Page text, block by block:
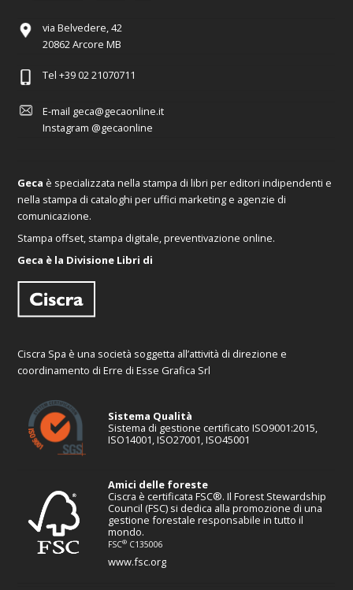
via Belvedere, 42
20862 Arcore MB
Tel +39 02 21070711
E-mail geca@gecaonline.it
Instagram @gecaonline
Geca è specializzata nella stampa di libri per editori indipendenti e
nella stampa di cataloghi per uffici marketing e agenzie di
comunicazione.
Stampa offset, stampa digitale, preventivazione online.
Geca è la Divisione Libri di
Ciscra Spa è una società soggetta all’attività di direzione e
coordinamento di Erre di Esse Grafica Srl
Sistema Qualità
Sistema di gestione certificato ISO9001:2015,
ISO14001, ISO27001, ISO45001
Amici delle foreste
Ciscra è certificata FSC®. Il Forest Stewardship
Council (FSC) si dedica alla promozione di una
gestione forestale responsabile in tutto il
mondo.
FSC® C135006
www.fsc.org